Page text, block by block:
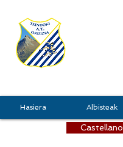
Castellano
Hasiera Albisteak